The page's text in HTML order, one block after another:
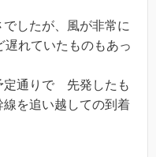
したが、風が非常に
れていたものもあっ
定通りで 先発したも
を追い越しての到着